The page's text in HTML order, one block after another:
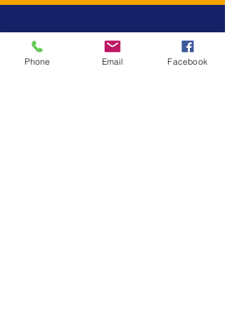
SUSCRÍBETE
Phone Email Facebook